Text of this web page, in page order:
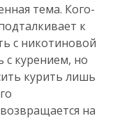
тема. Кого-
к
с никотиновой
с курением, но
курить лишь
на